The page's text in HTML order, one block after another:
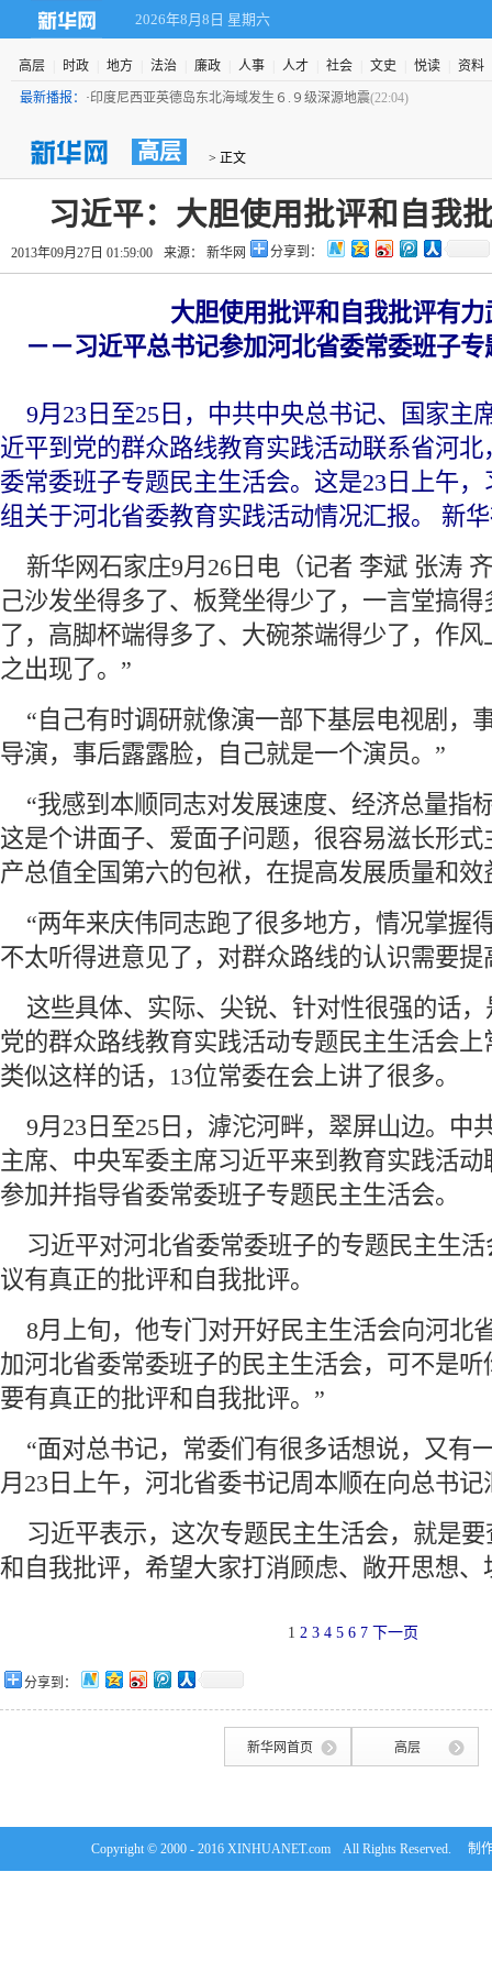
2026年8月8日 星期六
高层 时政 地方 法治 廉政 人事 人才 社会 文史 悦读 资料
最新播报： ·印度尼西亚英德岛东北海域发生６.９级深源地震(22:04)
高层 > 正文
习近平：大胆使用批评和自我
2013年09月27日 01:59:00 来源： 新华网 分享到：
大胆使用批评和自我批评有力
－－习近平总书记参加河北省委常委班子
9月23日至25日，中共中央总书记、国家主
近平到党的群众路线教育实践活动联系省河
委常委班子专题民主生活会。这是23日上午
组关于河北省委教育实践活动情况汇报。 新
新华网石家庄9月26日电（记者 李斌 张涛
己沙发坐得多了、板凳坐得少了，一言堂搞
了，高脚杯端得多了、大碗茶端得少了，作
之出现了。”
“自己有时调研就像演一部下基层电视剧，
导演，事后露露脸，自己就是一个演员。”
“我感到本顺同志对发展速度、经济总量指
这是个讲面子、爱面子问题，很容易滋长形
产总值全国第六的包袱，在提高发展质量和效
“两年来庆伟同志跑了很多地方，情况掌握
不太听得进意见了，对群众路线的认识需要提
这些具体、实际、尖锐、针对性很强的话，
党的群众路线教育实践活动专题民主生活会
类似这样的话，13位常委在会上讲了很多。
9月23日至25日，滹沱河畔，翠屏山边。中
主席、中央军委主席习近平来到教育实践活
参加并指导省委常委班子专题民主生活会。
习近平对河北省委常委班子的专题民主生活
议有真正的批评和自我批评。
8月上旬，他专门对开好民主生活会向河北
加河北省委常委班子的民主生活会，可不是
要有真正的批评和自我批评。”
“面对总书记，常委们有很多话想说，又有
月23日上午，河北省委书记周本顺在向总书
习近平表示，这次专题民主生活会，就是要
和自我批评，希望大家打消顾虑、敞开思想、
1 2 3 4 5 6 7 下一页
分享到：
新华网首页 高层
Copyright © 2000 - 2016 XINHUANET.com All Rights Reserved. 制